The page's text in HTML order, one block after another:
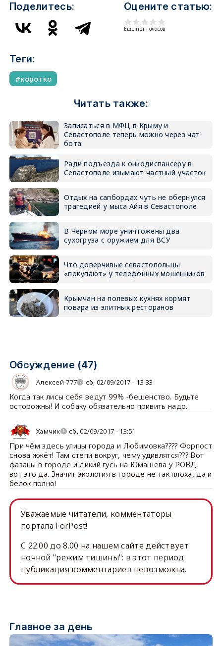
Поделитесь: Оцените статью:
Еще нет голосов
Теги:
коротко
Читать также:
Записаться в МФЦ в Крыму и
Севастополе теперь можно через чат-
бота
Ради подъезда к онкодиспансеру в
Севастополе изымают частный участок
Отдых на сапбордах чуть не обернулся
трагедией у мыса Айя в Севастополе
В Чёрном море уничтожены два
сухогруза с оружием для ВСУ
Что доверчивые севастопольцы
«покупают» у телефонных мошенников
Крымчан на полевых кухнях кормят
повара из элитных ресторанов
Обсуждение (47)
Алексей-777 сб, 02/09/2017 - 13:33
Когда так лисы себя ведут 99% -бешенство. Будьте
осторожны! И собаку обязательно привить надо.
Хамчик сб, 02/09/2017 - 13:51
При чём здесь улицы города и Любимовка???? Форпост
снова жжёт! Там степи вокруг, чему удивлятся??? Вот
фазаны в городе и дикий гусь на Юмашева у РОВД,
вот это да. Значит экология в городе не так плоха, да и
белок полно!
Уважаемые читатели, комментаторы
портала ForPost!
C 22.00 до 8.00 на нашем сайте действует
ночной "режим тишины": в этот период
публикация комментариев невозможна.
Главное за день